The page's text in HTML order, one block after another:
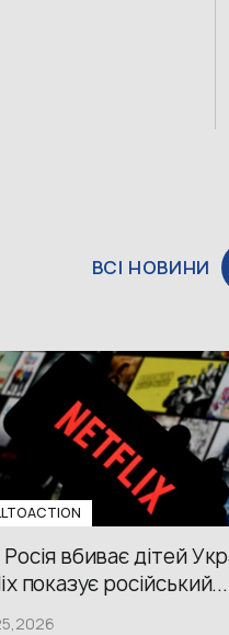
ВСІ НОВИНИ
вбиває дітей
показує російський...